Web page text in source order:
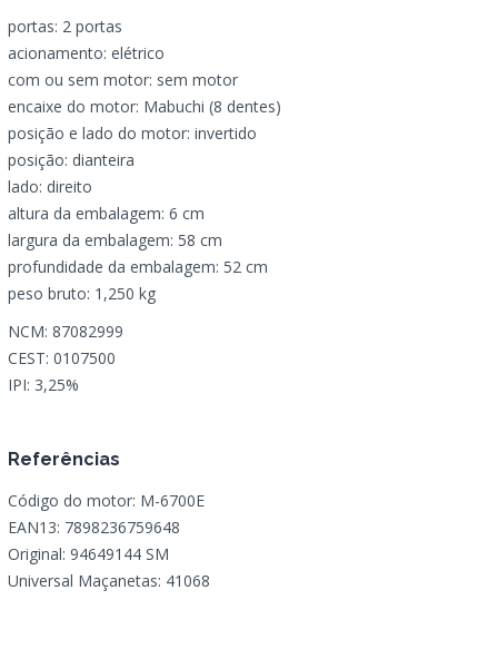
portas: 2 portas
acionamento: elétrico
com ou sem motor: sem motor
encaixe do motor: Mabuchi (8 dentes)
posição e lado do motor: invertido
posição: dianteira
lado: direito
altura da embalagem: 6 cm
largura da embalagem: 58 cm
profundidade da embalagem: 52 cm
peso bruto: 1,250 kg
NCM: 87082999
CEST: 0107500
IPI: 3,25%
Referências
Código do motor: M-6700E
EAN13: 7898236759648
Original: 94649144 SM
Universal Maçanetas: 41068